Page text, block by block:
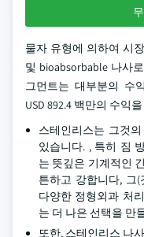
물자 유형에 의하여 시
및 bioabsorbable 나사
그먼트는 대부분의 수
USD 892.4 백만의 수익
스테인리스는 그것
있습니다. , 특히 짐
는 뜻깊은 기계적인
튼하고 강합니다, 그
다양한 정형외과 처
는 더 나은 선택을 만
또한, 스테인리스 나